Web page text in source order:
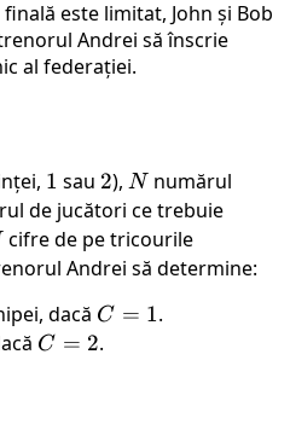
este limitat, John și Bob
Andrei să înscrie
al federației.
1
1 sau 2
2),N
N numărul
de jucători ce trebuie
cifre de pe tricourile
Andrei să determine:
dacă C
=
C = 1.
C
C = 2.